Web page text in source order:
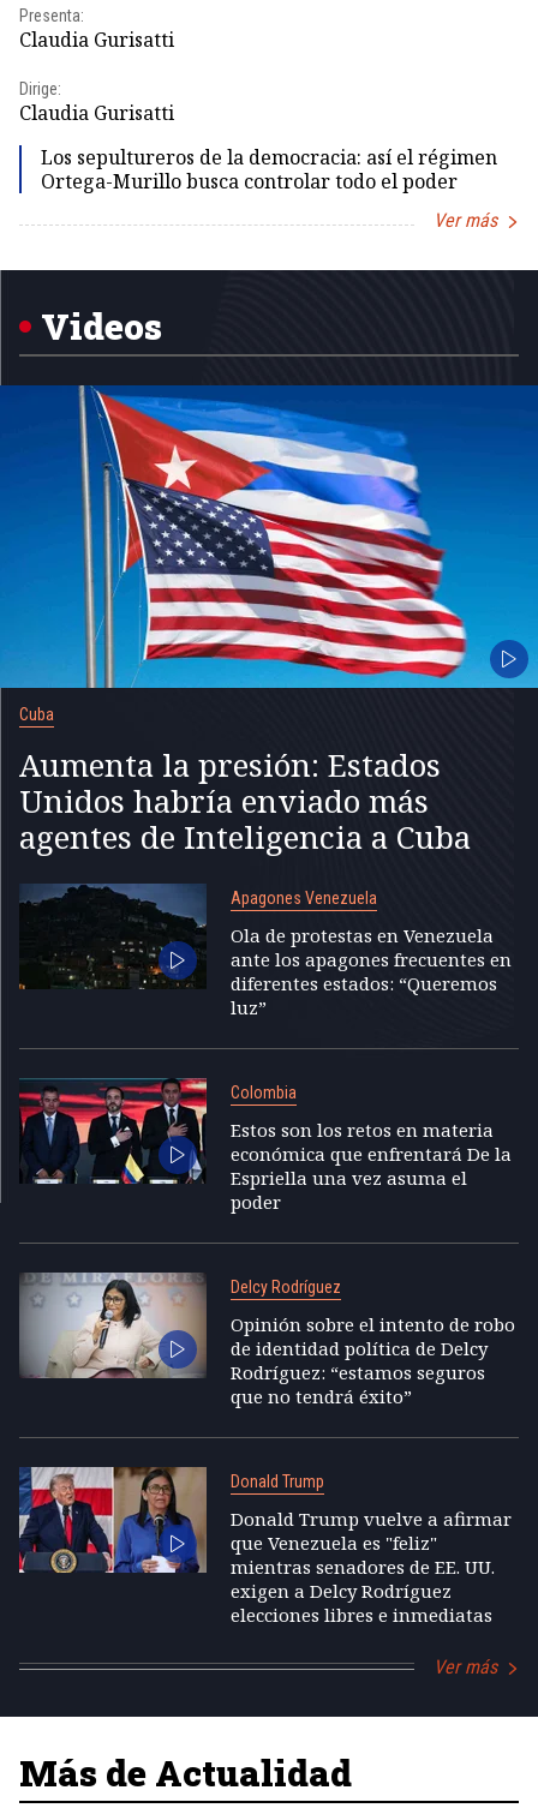
Presenta:
Claudia Gurisatti
Dirige:
Claudia Gurisatti
Los sepultureros de la democracia: así el régimen
Ortega-Murillo busca controlar todo el poder
Ver más
Videos
Cuba
Aumenta la presión: Estados
Unidos habría enviado más
agentes de Inteligencia a Cuba
Apagones Venezuela
Ola de protestas en Venezuela
ante los apagones frecuentes en
diferentes estados: “Queremos
luz”
Colombia
Estos son los retos en materia
económica que enfrentará De la
Espriella una vez asuma el
poder
Delcy Rodríguez
Opinión sobre el intento de robo
de identidad política de Delcy
Rodríguez: “estamos seguros
que no tendrá éxito”
Donald Trump
Donald Trump vuelve a afirmar
que Venezuela es "feliz"
mientras senadores de EE. UU.
exigen a Delcy Rodríguez
elecciones libres e inmediatas
Ver más
Más de Actualidad